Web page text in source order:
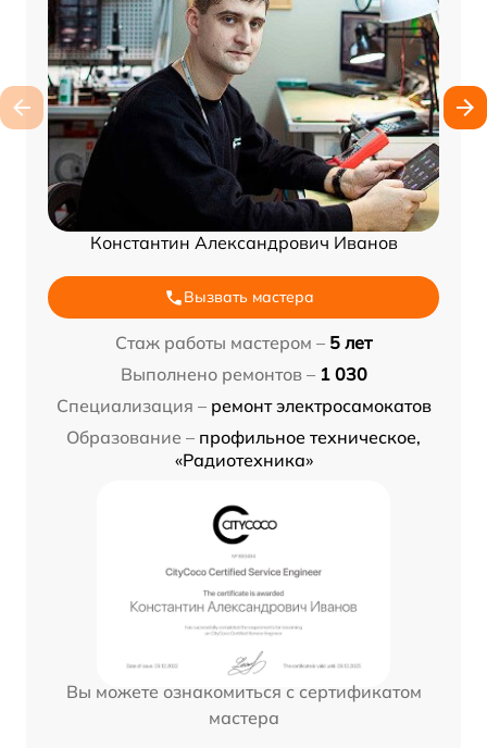
Константин Александрович Иванов
Вызвать мастера
Стаж работы мастером – 5 лет
Выполнено ремонтов – 1 030
Специализация – ремонт электросамокатов
Образование – профильное техническое,
«Радиотехника»
Вы можете ознакомиться с сертификатом
мастера